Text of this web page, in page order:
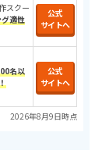
スクー
適性
公式
サイトへ
名以
公式
サイトへ
2026年8月9日時点